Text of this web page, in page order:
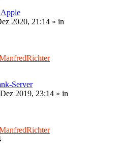
2020, 21:14 » in
Server
2019, 23:14 » in